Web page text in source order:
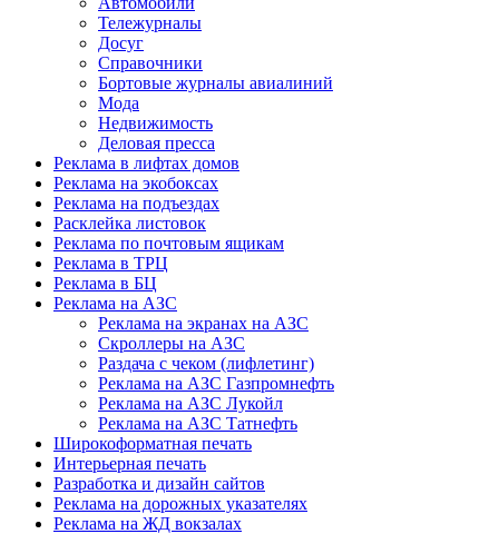
Тележурналы
Досуг
Справочники
Бортовые журналы авиалиний
Мода
Недвижимость
Деловая пресса
Реклама в лифтах домов
Реклама на экобоксах
Реклама на подъездах
Расклейка листовок
Реклама по почтовым ящикам
Реклама в ТРЦ
Реклама в БЦ
Реклама на АЗС
Реклама на экранах на АЗС
Скроллеры на АЗС
Раздача с чеком (лифлетинг)
Реклама на АЗС Газпромнефть
Реклама на АЗС Лукойл
Реклама на АЗС Татнефть
Широкоформатная печать
Интерьерная печать
Разработка и дизайн сайтов
Реклама на дорожных указателях
Реклама на ЖД вокзалах